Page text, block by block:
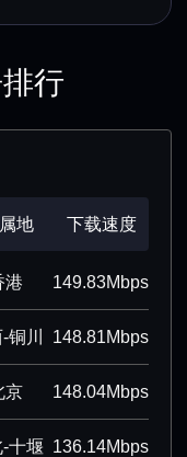
行
地 下载速度
港 149.83Mbps
铜川 148.81Mbps
京 148.04Mbps
十堰 136.14Mbps